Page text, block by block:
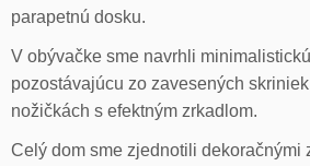
parapetnú dosku.
V obývačke sme navrhli
pozostávajúcu zo zavesených
nožičkách s efektným zrkadlom.
Celý dom sme zjednotili dekoračnými